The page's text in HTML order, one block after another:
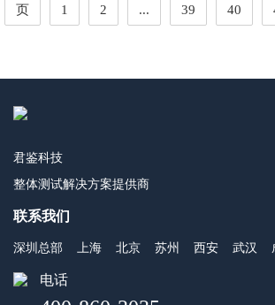
页
1 2 ... 39 40
君鉴科技
整体测试解决方案提供商
联系我们
深圳总部 上海 北京 苏州 西安 武汉
电话